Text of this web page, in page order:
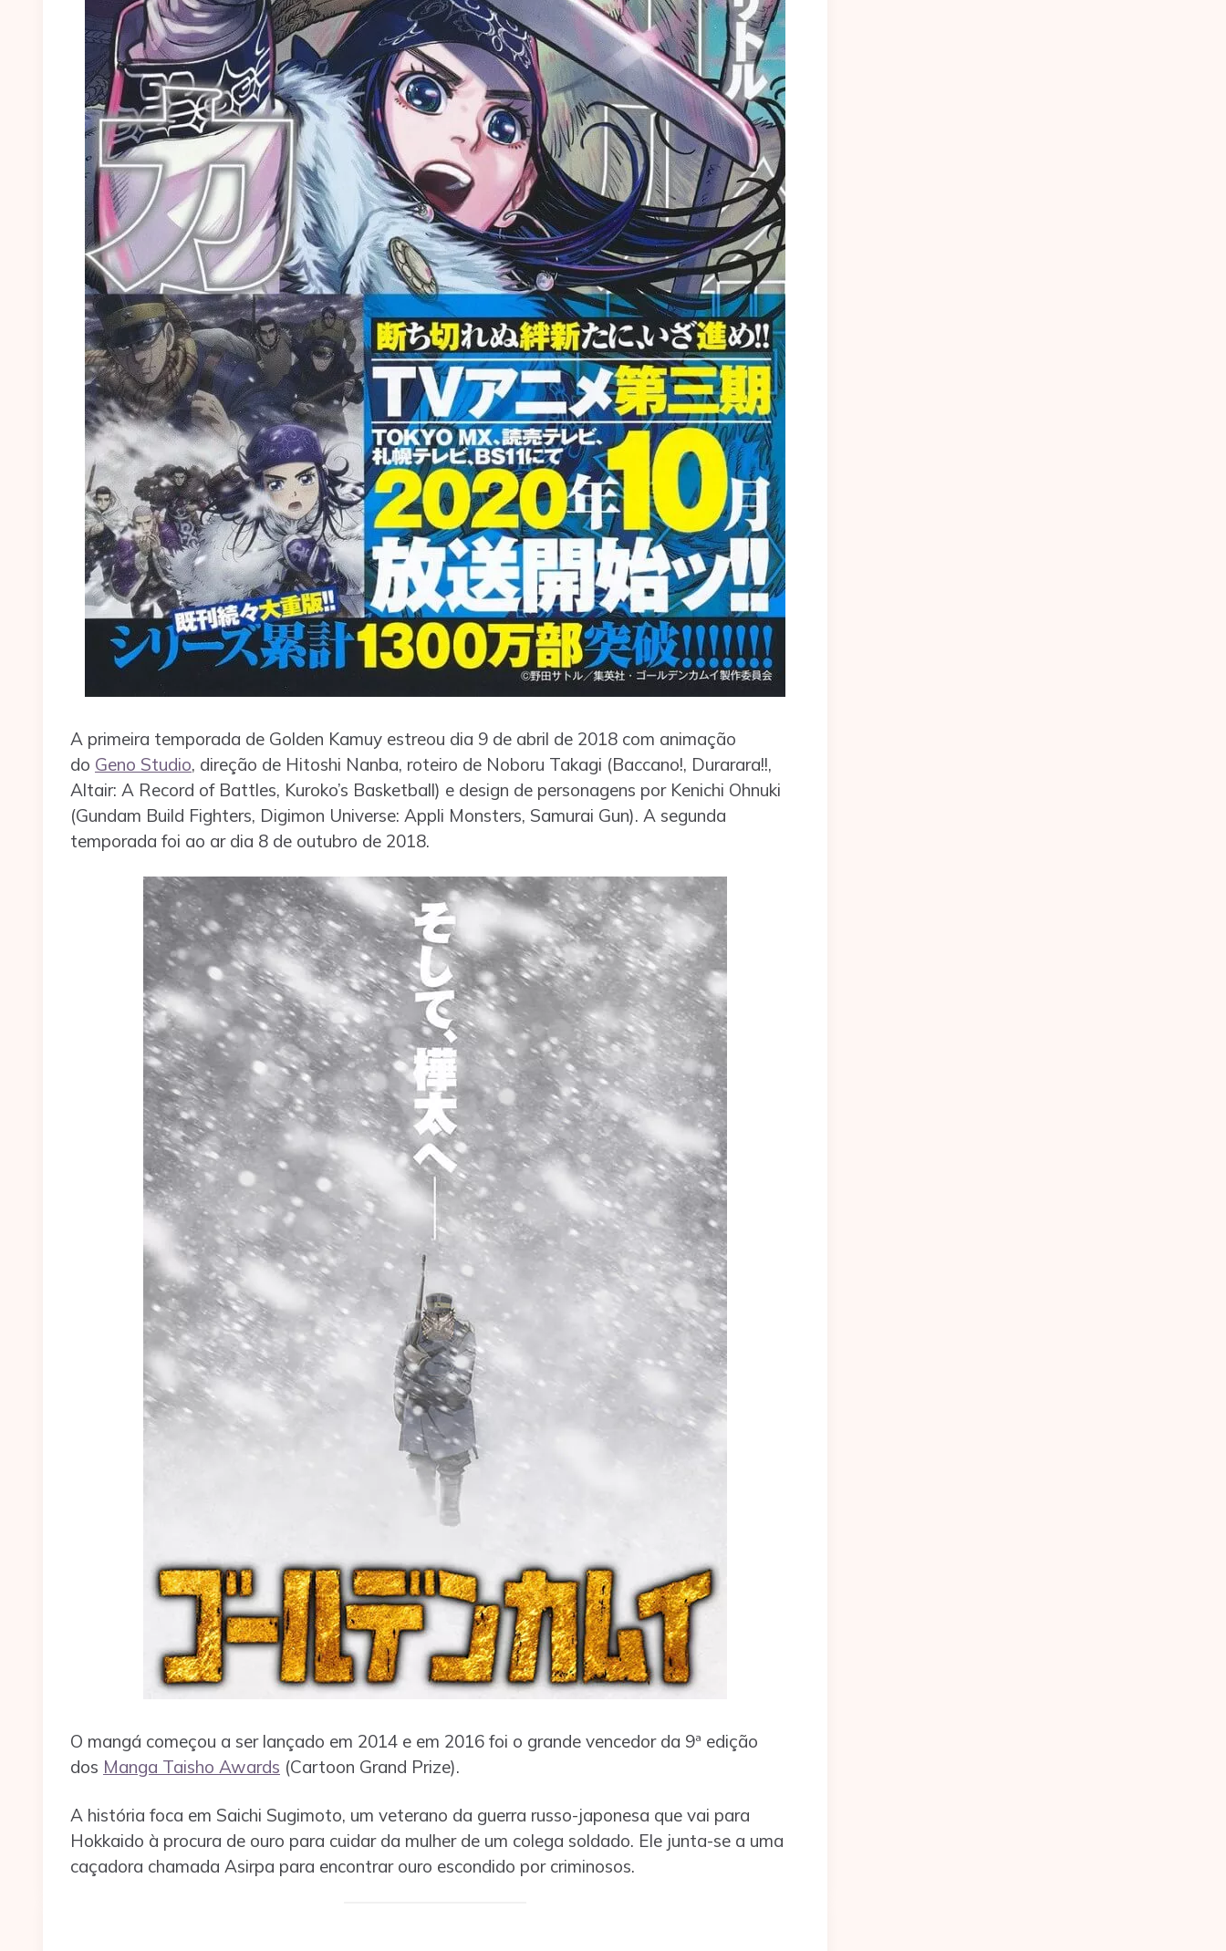
A primeira temporada de Golden Kamuy estreou dia 9 de abril de 2018 com animação
do Geno Studio, direção de Hitoshi Nanba, roteiro de Noboru Takagi (Baccano!, Durarara!!,
Altair: A Record of Battles, Kuroko’s Basketball) e design de personagens por Kenichi Ohnuki
(Gundam Build Fighters, Digimon Universe: Appli Monsters, Samurai Gun). A segunda
temporada foi ao ar dia 8 de outubro de 2018.
O mangá começou a ser lançado em 2014 e em 2016 foi o grande vencedor da 9ª edição
dos Manga Taisho Awards (Cartoon Grand Prize).
A história foca em Saichi Sugimoto, um veterano da guerra russo-japonesa que vai para
Hokkaido à procura de ouro para cuidar da mulher de um colega soldado. Ele junta-se a uma
caçadora chamada Asirpa para encontrar ouro escondido por criminosos.